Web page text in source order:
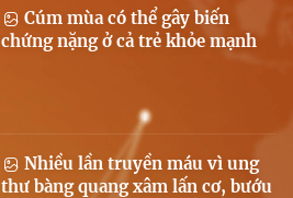
Cúm mùa có thể gây biến
chứng nặng ở cả trẻ khỏe mạnh
Nhiều lần truyền máu vì ung
thư bàng quang xâm lấn cơ, bướu